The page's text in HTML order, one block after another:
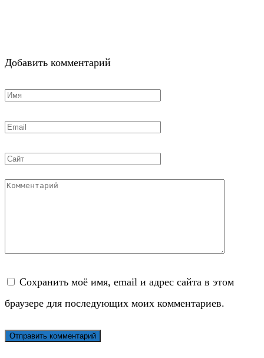
Добавить комментарий
Имя
Email
Сайт
Комментарий
Сохранить моё имя, email и адрес сайта в этом
браузере для последующих моих комментариев.